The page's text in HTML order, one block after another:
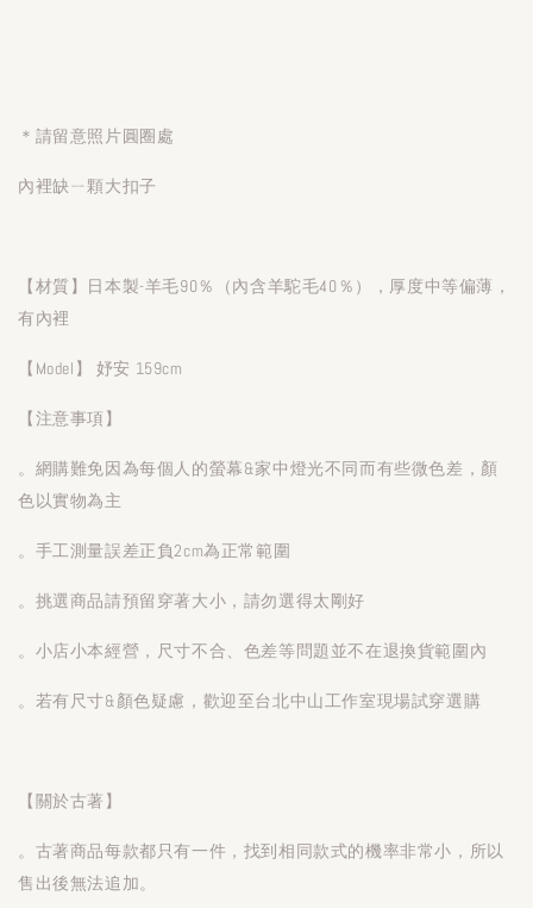
＊請留意照片圓圈處
內裡缺ㄧ顆大扣子
【材質】日本製-羊毛90％（內含羊駝毛40％），厚度中等偏薄，
有內裡
【Model】 妤安 159cm
【注意事項】
。網購難免因為每個人的螢幕&家中燈光不同而有些微色差，顏
色以實物為主
。手工測量誤差正負2cm為正常範圍
。挑選商品請預留穿著大小，請勿選得太剛好
。小店小本經營，尺寸不合、色差等問題並不在退換貨範圍內
。若有尺寸&顏色疑慮，歡迎至台北中山工作室現場試穿選購
【關於古著】
。古著商品每款都只有一件，找到相同款式的機率非常小，所以
售出後無法追加。